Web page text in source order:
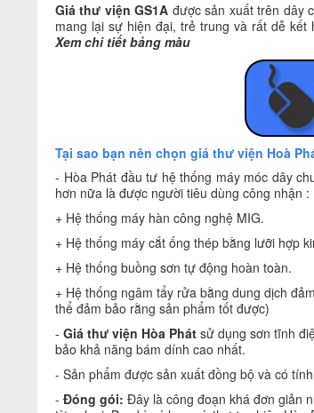
Giá thư viện GS1A được sản xuất trên dây
mang lại sự hiện đại, trẻ trung và rất dễ
Xem chi tiết bảng màu
Tại sao bạn nên chọn giá thư viện Hoà
- Hòa Phát đầu tư hệ thống máy móc dây
hơn nữa là được người tiêu dùng công nhận :
+ Hệ thống máy hàn công nghệ MIG.
+ Hệ thống máy cắt ống thép bằng lưỡi hợp
+ Hệ thống buồng sơn tự động hoàn toàn.
+ Hệ thống ngâm tẩy rửa bằng dung dịch
thể đảm bảo rằng sản phẩm tốt được)
- Giá thư viện Hòa Phát sử dụng sơn tĩnh
bảo khả năng bám dính cao nhất.
- Sản phẩm được sản xuất đồng bộ và có
- Đóng gói: Đây là công đoạn khá đơn giản